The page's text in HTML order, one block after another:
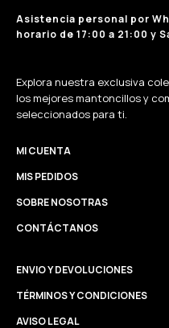
Asistencia personal por
horario de 17:00 a 21:00 y
Explora nuestra exclusiva
los mejores mantoncillos y
seleccionados para ti.
MI CUENTA
MIS PEDIDOS
SOBRE NOSOTRAS
CONTÁCTANOS
ENVIO Y DEVOLUCIONES
TÉRMINOS Y CONDICIONES
AVISO LEGAL